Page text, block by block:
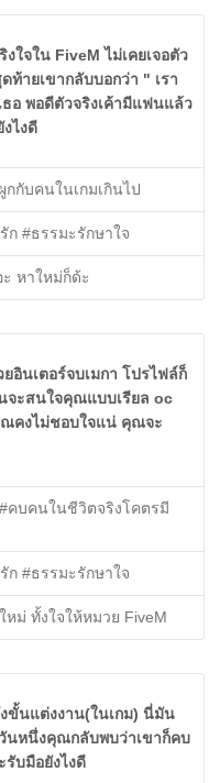
ใจใน FiveM ไม่เคยเจอตัว
ท้ายเขากลับบอกว่า " เรา
อ พอดีตัวจริงเค้ามีแฟนแล้ว
ไงดี
กกับคนในเกมเกินไป
ก #ธรรมะรักษาใจ
หาใหม่ก็ด้ะ
อินเตอร์จบเมกา โปรไฟล์ก็
จะสนใจคุณแบบเรียล oc
คงไม่ชอบใจแน่ คุณจะ
คบคนในชีวิตจริงโคตรมี
ก #ธรรมะรักษาใจ
หม่ ทั้งใจให้หมวย FiveM
ขั้นแต่งงาน(ในเกม) นี่มัน
นหนึ่งคุณกลับพบว่าเขาก็คบ
บมือยังไงดี